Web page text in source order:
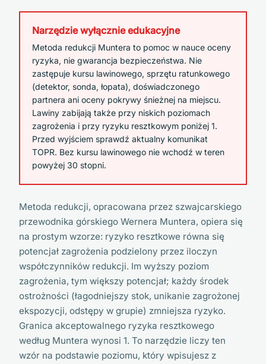
Narzędzie wyłącznie edukacyjne
Metoda redukcji Muntera to pomoc w nauce oceny
ryzyka, nie gwarancja bezpieczeństwa. Nie
zastępuje kursu lawinowego, sprzętu ratunkowego
(detektor, sonda, łopata), doświadczonego
partnera ani oceny pokrywy śnieżnej na miejscu.
Lawiny zabijają także przy niskich poziomach
zagrożenia i przy ryzyku resztkowym poniżej 1.
Przed wyjściem sprawdź aktualny komunikat
TOPR. Bez kursu lawinowego nie wchodź w teren
powyżej 30 stopni.
Metoda redukcji, opracowana przez szwajcarskiego
przewodnika górskiego Wernera Muntera, opiera się
na prostym wzorze: ryzyko resztkowe równa się
potencjał zagrożenia podzielony przez iloczyn
współczynników redukcji. Im wyższy poziom
zagrożenia, tym większy potencjał; każdy środek
ostrożności (łagodniejszy stok, unikanie zagrożonej
ekspozycji, odstępy w grupie) zmniejsza ryzyko.
Granica akceptowalnego ryzyka resztkowego
według Muntera wynosi 1. To narzędzie liczy ten
wzór na podstawie poziomu, który wpisujesz z